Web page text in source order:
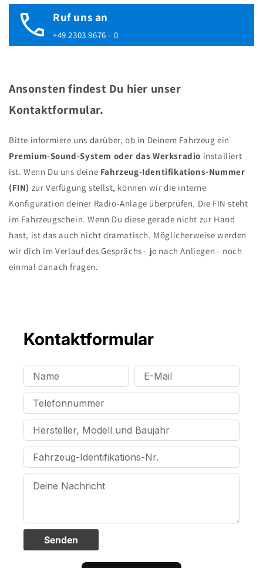
Ruf uns an
+49 2303 9676 - 0
Ansonsten findest Du hier unser
Kontaktformular.
Bitte informiere uns darüber, ob in Deinem Fahrzeug ein
Premium-Sound-System oder das Werksradio installiert
ist. Wenn Du uns deine Fahrzeug-Identifikations-Nummer
(FIN) zur Verfügung stellst, können wir die interne
Konfiguration deiner Radio-Anlage überprüfen. Die FIN steht
im Fahrzeugschein. Wenn Du diese gerade nicht zur Hand
hast, ist das auch nicht dramatisch. Möglicherweise werden
wir dich im Verlauf des Gesprächs - je nach Anliegen - noch
einmal danach fragen.
Kontaktformular
Senden